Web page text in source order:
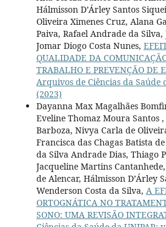
Hálmisson D’Árley Santos
Oliveira Ximenes Cruz, Alana
Paiva, Rafael Andrade da Silva,
Jomar Diogo Costa Nunes,
QUALIDADE DA
TRABALHO E PREVENÇÃO DE
Arquivos de Ciências da Saúde
(2023)
Dayanna Max Magalhães
Eveline Thomaz Moura Santos
Barboza, Nivya Carla de
Francisca das Chagas Batista
da Silva Andrade Dias, Thiago
Jacqueline Martins
de Alencar, Hálmisson D’Árley
Wenderson Costa da Silva, A
ORTOGNÁTICA NO
SONO: UMA REVISÃO